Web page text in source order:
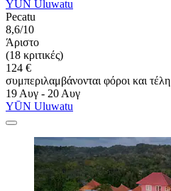
YŪN Uluwatu
Pecatu
8,6/10
Άριστο
(18 κριτικές)
124 €
συμπεριλαμβάνονται φόροι και τέλη
19 Αυγ - 20 Αυγ
YŪN Uluwatu